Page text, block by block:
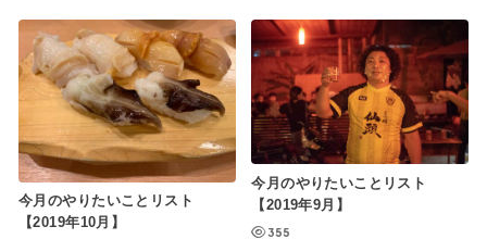
今月のやりたいことリスト
【2019年10月】
今月のやりたいことリスト
【2019年9月】
355